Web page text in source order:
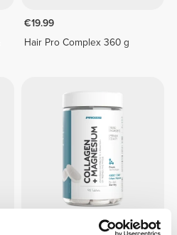
€19.99
Hair Pro Complex 360 g